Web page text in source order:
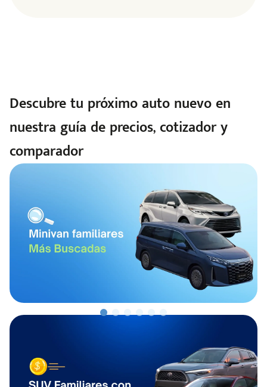
Descubre tu próximo auto nuevo en
nuestra guía de precios, cotizador y
comparador